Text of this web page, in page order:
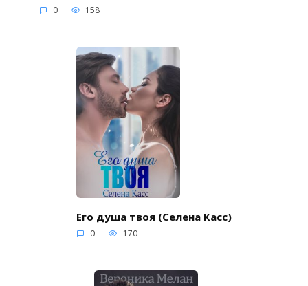
0 158
Его душа твоя (Селена Касс)
0 170